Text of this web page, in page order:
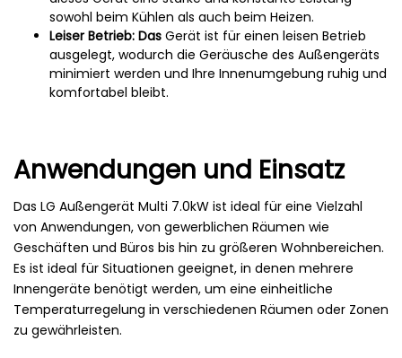
sowohl beim Kühlen als auch beim Heizen.
Leiser Betrieb: Das Gerät ist für einen leisen Betrieb
ausgelegt, wodurch die Geräusche des Außengeräts
minimiert werden und Ihre Innenumgebung ruhig und
komfortabel bleibt.
Anwendungen und Einsatz
Das LG Außengerät Multi 7.0kW ist ideal für eine Vielzahl
von Anwendungen, von gewerblichen Räumen wie
Geschäften und Büros bis hin zu größeren Wohnbereichen.
Es ist ideal für Situationen geeignet, in denen mehrere
Innengeräte benötigt werden, um eine einheitliche
Temperaturregelung in verschiedenen Räumen oder Zonen
zu gewährleisten.